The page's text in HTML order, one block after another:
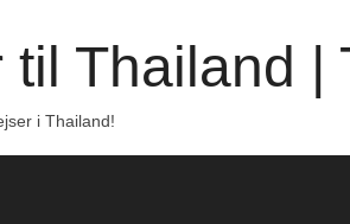
til Thailand |
i Thailand!